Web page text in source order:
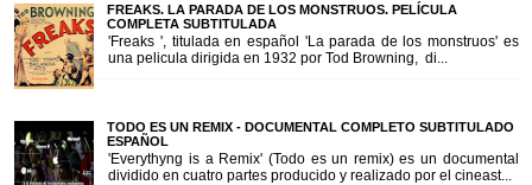
FREAKS. LA PARADA DE LOS MONSTRUOS. PELÍCULA
COMPLETA SUBTITULADA
'Freaks ', titulada en español 'La parada de los monstruos' es
una pelicula dirigida en 1932 por Tod Browning, di...
TODO ES UN REMIX - DOCUMENTAL COMPLETO SUBTITULADO
ESPAÑOL
'Everythyng is a Remix' (Todo es un remix) es un documental
dividido en cuatro partes producido y realizado por el cineast...